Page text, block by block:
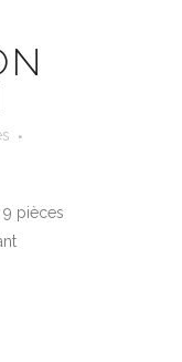
9 pièces